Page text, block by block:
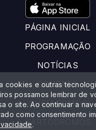
PÁGINA INICIAL
PROGRAMAÇÃO
NOTÍCIAS
CONTATO
QUEM SOMOS
KARTÓDROMOS
cookies e outras
possamos lembrar de
o site. Ao continuar a
como consentimento
.